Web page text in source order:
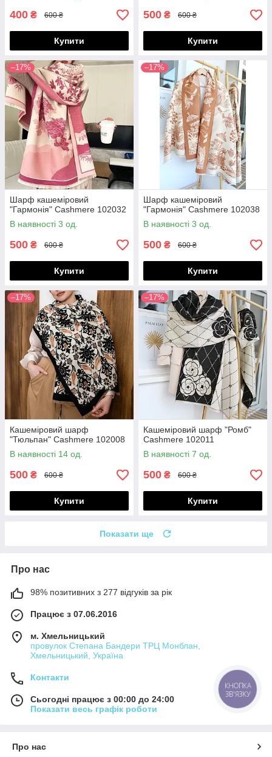
400 ₴ 600 ₴
Купити
500 ₴ 600 ₴
Купити
–17%
Шарф кашеміровий
"Гармонія" Cashmere 102032
В наявності 3 од.
500 ₴ 600 ₴
Купити
–17%
Шарф кашеміровий
"Гармонія" Cashmere 102038
В наявності 3 од.
500 ₴ 600 ₴
Купити
–17%
Кашеміровий шарф
"Тюльпан" Cashmere 102008
В наявності 14 од.
500 ₴ 600 ₴
Купити
–17%
Кашеміровий шарф "Ромб"
Cashmere 102011
В наявності 7 од.
500 ₴ 600 ₴
Купити
Показати ще
Про нас
98% позитивних з 277 відгуків за рік
Працює з 07.06.2016
м. Хмельницький
провулок Степана Бандери ТРЦ Монблан,
Хмельницький, Україна
Контакти
Сьогодні працює з 00:00 до 24:00
Показати весь графік роботи
Про нас
КНОПКА
ЗВ'ЯЗКУ